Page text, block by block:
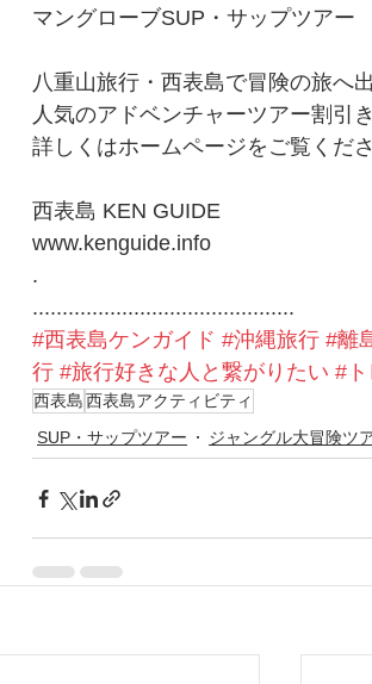
マングローブSUP・サップツアー
八重山旅行・西表島で冒険の旅へ
人気のアドベンチャーツアー割引
詳しくはホームページをご覧くださ
西表島 KEN GUIDE
www.kenguide.info
.
............................................
#西表島ケンガイド #沖縄旅行 #離
行 #旅行好きな人と繋がりたい #
西表島西表島アクティビティ
SUP・サップツアー
ジャングル大冒険ツ